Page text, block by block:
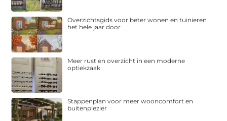
Overzichtsgids voor beter wonen en tuinieren
het hele jaar door
Meer rust en overzicht in een moderne
optiekzaak
Stappenplan voor meer wooncomfort en
buitenplezier